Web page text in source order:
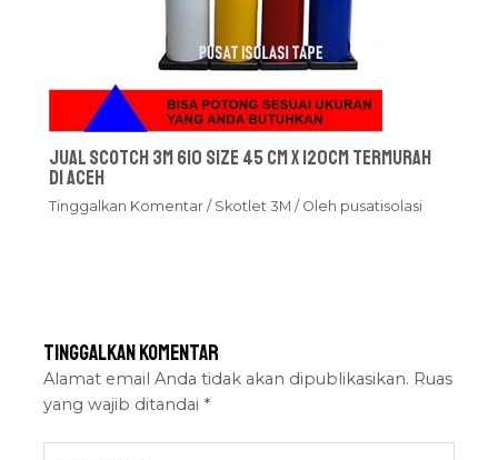
Jual Scotch 3M 610 Size 45 cm x 120cm Termurah
Di Aceh
Tinggalkan Komentar / Skotlet 3M / Oleh pusatisolasi
Tinggalkan Komentar
Alamat email Anda tidak akan dipublikasikan. Ruas
yang wajib ditandai *